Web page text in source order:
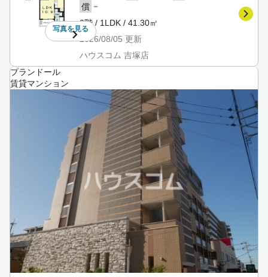
写真を見る
償 －
2階 / 1LDK / 41.30㎡
2026/08/05 更新
ハウスコム 吉塚店
プランドール
賃貸マンション